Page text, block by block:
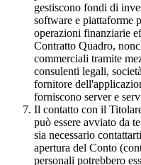
gestiscono fondi di
software e piattaforme
operazioni finanziarie
Contratto Quadro,
commerciali tramite
consulenti legali,
fornitore
forniscono server e
Il contatto con il
può essere avviato da
sia necessario
apertura del Conto
personali potrebbero